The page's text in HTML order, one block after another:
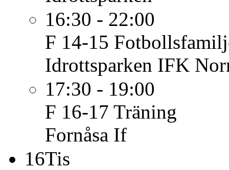
16:30 - 22:00
F 14-15
Idrottsparken IFK
17:30 - 19:00
F 16-17 Träning
Fornåsa If
16Tis